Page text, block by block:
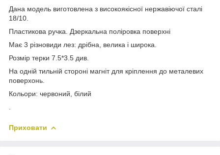
Дана модель виготовлена з високоякісної нержавіючої сталі
18/10.
Пластикова ручка. Дзеркальна поліровка поверхні
Має 3 різновиди лез: дрібна, велика і широка.
Розмір терки 7.5*3.5 див.
На одній тильній стороні магніт для кріплення до металевих
поверхонь.
Кольори: червоний, білий
Приховати